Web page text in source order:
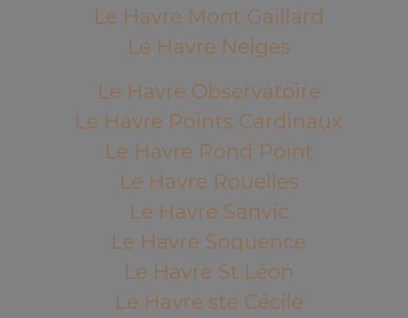
Le Havre Mont Gaillard
Le Havre Neiges
Le Havre Observatoire
Le Havre Points Cardinaux
Le Havre Rond Point
Le Havre Rouelles
Le Havre Sanvic
Le Havre Soquence
Le Havre St Léon
Le Havre ste Cécile